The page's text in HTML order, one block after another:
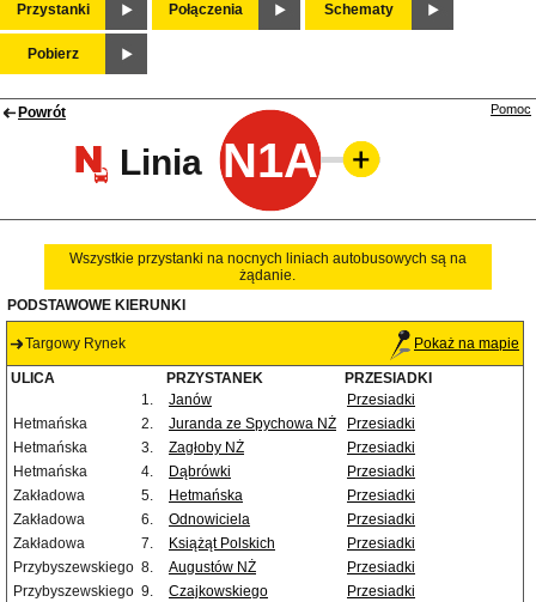
Przystanki Połączenia Schematy
Pobierz
Powrót
Linia N1A
Pomoc
Wszystkie przystanki na nocnych liniach autobusowych są na
żądanie.
PODSTAWOWE KIERUNKI
Targowy Rynek Pokaż na mapie
ULICA PRZYSTANEK
PRZESIADKI
1.
Janów
Przesiadki
Hetmańska
2. Juranda ze Spychowa NŻ
Przesiadki
Hetmańska
3. Zagłoby NŻ
Przesiadki
Hetmańska
4. Dąbrówki
Przesiadki
Zakładowa
5. Hetmańska
Przesiadki
Zakładowa
6. Odnowiciela
Przesiadki
Zakładowa
7. Książąt Polskich
Przesiadki
Przybyszewskiego 8. Augustów NŻ
Przesiadki
Przybyszewskiego 9. Czajkowskiego
Przesiadki